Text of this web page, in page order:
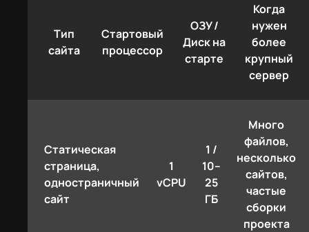
Тип
сайта
Стартовый
процессор
ОЗУ /
Диск на
старте
Когда
нужен
более
крупный
сервер
Статическая
страница,
одностраничный
сайт
1
vCPU
1 /
10–
25
ГБ
Много
файлов,
несколько
сайтов,
частые
сборки
проекта